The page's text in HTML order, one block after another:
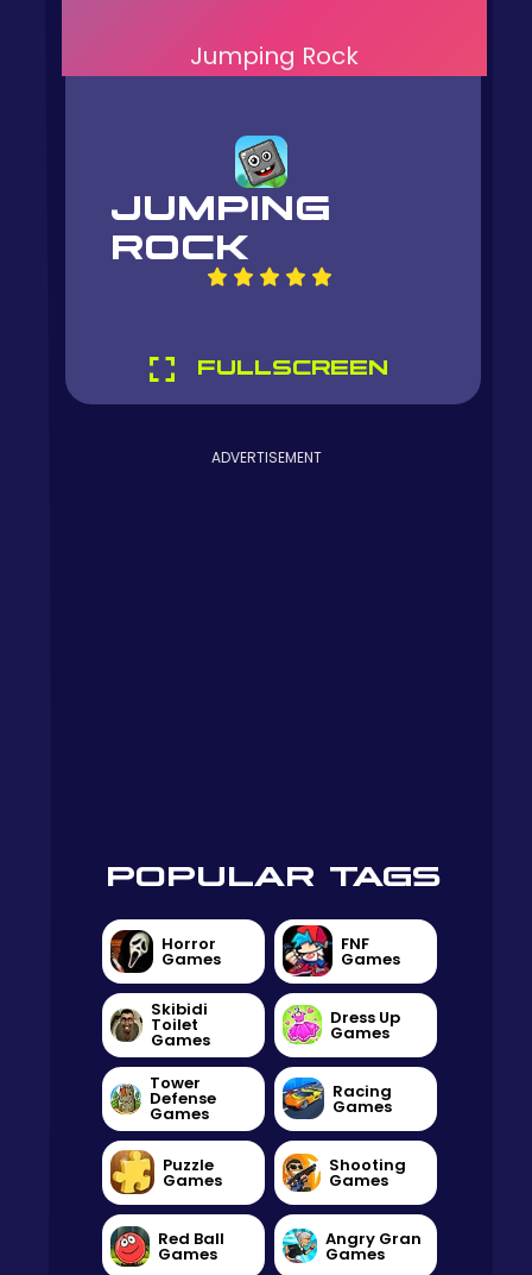
Jumping Rock
JUMPING
ROCK
FULLSCREEN
ADVERTISEMENT
POPULAR TAGS
Horror
Games
FNF
Games
Skibidi
Toilet
Games
Dress Up
Games
Tower
Defense
Games
Racing
Games
Puzzle
Games
Shooting
Games
Red Ball
Games
Angry Gran
Games